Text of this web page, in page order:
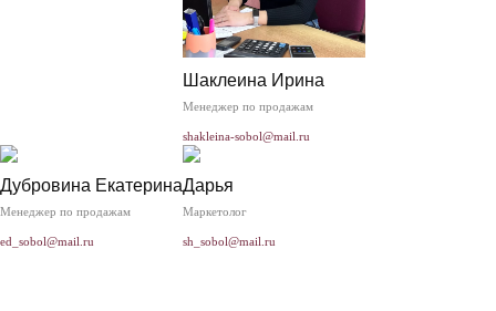
Шаклеина Ирина
Менеджер по продажам
shakleina-sobol@mail.ru
Дубровина Екатерина
Менеджер по продажам
ed_sobol@mail.ru
Дарья
Маркетолог
sh_sobol@mail.ru